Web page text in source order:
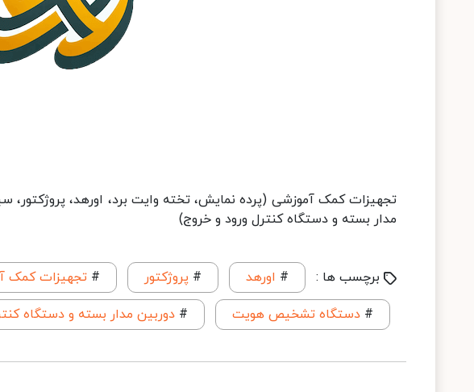
تجهیزات کمک آموزشی (پرده نمایش، تخته وایت برد، اورهد،
مدار بسته و دستگاه کنترل ورود و خروج)
برچسب ها : # اورهد # پروژکتور # تجهیزات کمک
# دستگاه تشخیص هویت # دوربین مدار بسته و دستگاه